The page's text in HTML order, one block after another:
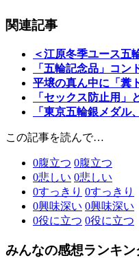
関連記事
＜江原冬季ユース五
「五輪記念品」コ
平壌の真ん中に「糞
「セックス防止用
「東京五輪銀メダ
この記事を読んで…
0腹立つ 0腹立つ
0悲しい 0悲しい
0すっきり 0すっきり
0興味深い 0興味深い
0役に立つ 0役に立つ
みんなの感想ランキン